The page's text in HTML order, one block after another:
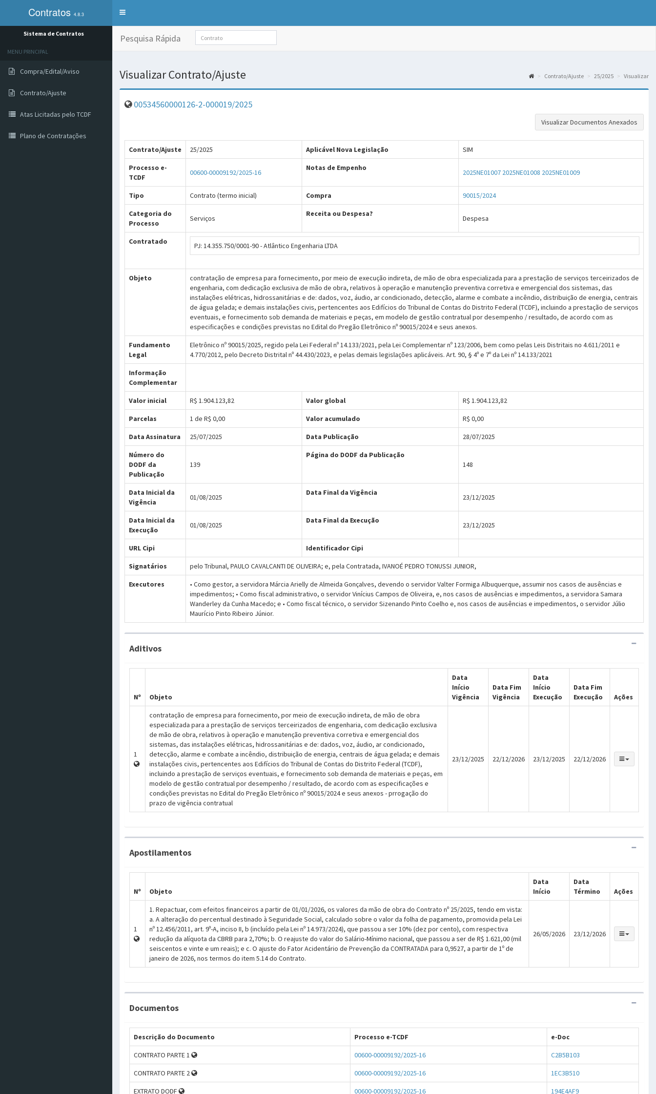
Contratos 4.8.3
Alterna
menu
Sistema de Contratos
MENU PRINCIPAL
Compra/Edital/Aviso
Contrato/Ajuste
Atas Licitadas pelo TCDF
Plano de Contratações
Pesquisa Rápida
Visualizar Contrato/Ajuste Contrato/Ajuste 25/2025 Visualizar
00534560000126-2-000019/2025
Visualizar Documentos Anexados
Contrato/Ajuste 25/2025 Aplicável Nova Legislação SIM
Processo e-
TCDF
00600-00009192/2025-16
Notas de Empenho
2025NE01007 2025NE01008 2025NE01009
Tipo Contrato (termo inicial) Compra 90015/2024
Categoria do
Processo
Serviços
Receita ou Despesa?
Despesa
Contratado PJ: 14.355.750/0001-90 - Atlântico Engenharia LTDA
Objeto
contratação de empresa para fornecimento, por meio de execução indireta, de mão de obra especializada para a prestação de serviços terceirizados de
engenharia, com dedicação exclusiva de mão de obra, relativos à operação e manutenção preventiva corretiva e emergencial dos sistemas, das
instalações elétricas, hidrossanitárias e de: dados, voz, áudio, ar condicionado, detecção, alarme e combate a incêndio, distribuição de energia, centrais
de água gelada; e demais instalações civis, pertencentes aos Edifícios do Tribunal de Contas do Distrito Federal (TCDF), incluindo a prestação de serviços
eventuais, e fornecimento sob demanda de materiais e peças, em modelo de gestão contratual por desempenho / resultado, de acordo com as
especificações e condições previstas no Edital do Pregão Eletrônico nº 90015/2024 e seus anexos.
Fundamento
Legal
Eletrônico nº 90015/2025, regido pela Lei Federal nº 14.133/2021, pela Lei Complementar nº 123/2006, bem como pelas Leis Distritais no 4.611/2011 e
4.770/2012, pelo Decreto Distrital nº 44.430/2023, e pelas demais legislações aplicáveis. Art. 90, § 4º e 7º da Lei nº 14.133/2021
Informação
Complementar
Valor inicial R$ 1.904.123,82 Valor global R$ 1.904.123,82
Parcelas 1 de R$ 0,00 Valor acumulado R$ 0,00
Data Assinatura 25/07/2025 Data Publicação 28/07/2025
Número do
DODF da
Publicação
139
Página do DODF da Publicação
148
Data Inicial da
Vigência
01/08/2025
Data Final da Vigência
23/12/2025
Data Inicial da
Execução
01/08/2025
Data Final da Execução
23/12/2025
URL Cipi Identificador Cipi
Signatários pelo Tribunal, PAULO CAVALCANTI DE OLIVEIRA; e, pela Contratada, IVANOÉ PEDRO TONUSSI JUNIOR,
Executores
• Como gestor, a servidora Márcia Arielly de Almeida Gonçalves, devendo o servidor Valter Formiga Albuquerque, assumir nos casos de ausências e
impedimentos; • Como fiscal administrativo, o servidor Vinícius Campos de Oliveira, e, nos casos de ausências e impedimentos, a servidora Samara
Wanderley da Cunha Macedo; e • Como fiscal técnico, o servidor Sizenando Pinto Coelho e, nos casos de ausências e impedimentos, o servidor Júlio
Maurício Pinto Ribeiro Júnior.
Aditivos
Nº Objeto
Data
Início
Vigência
Data Fim
Vigência
Data
Início
Execução
Data Fim
Execução
Ações
1
contratação de empresa para fornecimento, por meio de execução indireta, de mão de obra
especializada para a prestação de serviços terceirizados de engenharia, com dedicação exclusiva
de mão de obra, relativos à operação e manutenção preventiva corretiva e emergencial dos
sistemas, das instalações elétricas, hidrossanitárias e de: dados, voz, áudio, ar condicionado,
detecção, alarme e combate a incêndio, distribuição de energia, centrais de água gelada; e demais
instalações civis, pertencentes aos Edifícios do Tribunal de Contas do Distrito Federal (TCDF),
incluindo a prestação de serviços eventuais, e fornecimento sob demanda de materiais e peças, em
modelo de gestão contratual por desempenho / resultado, de acordo com as especificações e
condições previstas no Edital do Pregão Eletrônico nº 90015/2024 e seus anexos - prrogação do
prazo de vigência contratual
23/12/2025 22/12/2026 23/12/2025 22/12/2026
Apostilamentos
Nº Objeto
Data
Início
Data
Término
Ações
1
1. Repactuar, com efeitos financeiros a partir de 01/01/2026, os valores da mão de obra do Contrato nº 25/2025, tendo em vista:
a. A alteração do percentual destinado à Seguridade Social, calculado sobre o valor da folha de pagamento, promovida pela Lei
nº 12.456/2011, art. 9º-A, inciso II, b (incluído pela Lei nº 14.973/2024), que passou a ser 10% (dez por cento), com respectiva
redução da alíquota da CBRB para 2,70%; b. O reajuste do valor do Salário-Mínimo nacional, que passou a ser de R$ 1.621,00 (mil
seiscentos e vinte e um reais); e c. O ajuste do Fator Acidentário de Prevenção da CONTRATADA para 0,9527, a partir de 1º de
janeiro de 2026, nos termos do item 5.14 do Contrato.
26/05/2026 23/12/2026
Documentos
Descrição do Documento Processo e-TCDF e-Doc
CONTRATO PARTE 1 00600-00009192/2025-16 C2B5B103
CONTRATO PARTE 2 00600-00009192/2025-16 1EC3B510
EXTRATO DODF 00600-00009192/2025-16 194E4AF9